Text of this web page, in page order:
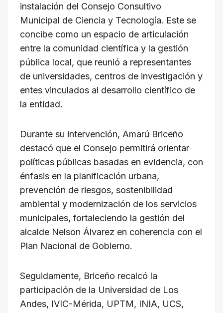
instalación del Consejo Consultivo
Municipal de Ciencia y Tecnología. Este se
concibe como un espacio de articulación
entre la comunidad científica y la gestión
pública local, que reunió a representantes
de universidades, centros de investigación y
entes vinculados al desarrollo científico de
la entidad.
Durante su intervención, Amarú Briceño
destacó que el Consejo permitirá orientar
políticas públicas basadas en evidencia, con
énfasis en la planificación urbana,
prevención de riesgos, sostenibilidad
ambiental y modernización de los servicios
municipales, fortaleciendo la gestión del
alcalde Nelson Álvarez en coherencia con el
Plan Nacional de Gobierno.
Seguidamente, Briceño recalcó la
participación de la Universidad de Los
Andes, IVIC-Mérida, UPTM, INIA, UCS,